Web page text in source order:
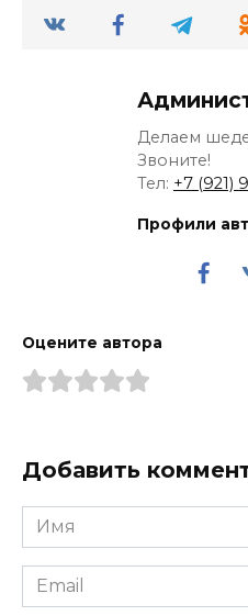
Делаем
Звоните!
Тел: +7 (921)
Профили
Оцените автора
Добавить
Имя
*
Email
*